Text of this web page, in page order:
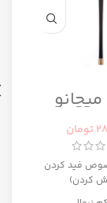
تومان
فید کردن
کردن)